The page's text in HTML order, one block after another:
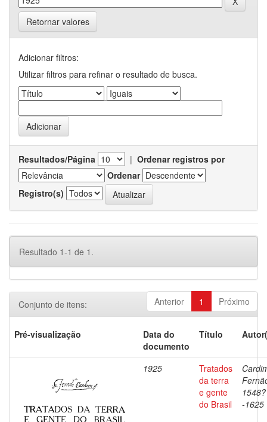
Retornar valores
Adicionar filtros:
Utilizar filtros para refinar o resultado de busca.
Resultados/Página | Ordenar registros por
Ordenar
Registro(s)
Resultado 1-1 de 1.
Anterior 1 Próximo
Conjunto de itens:
Pré-visualização
Data do
documento
Título
1925
Tratados
da terra
e gente
do Brasil
1548?
-1625